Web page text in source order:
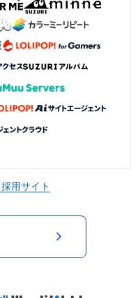
採用サイト